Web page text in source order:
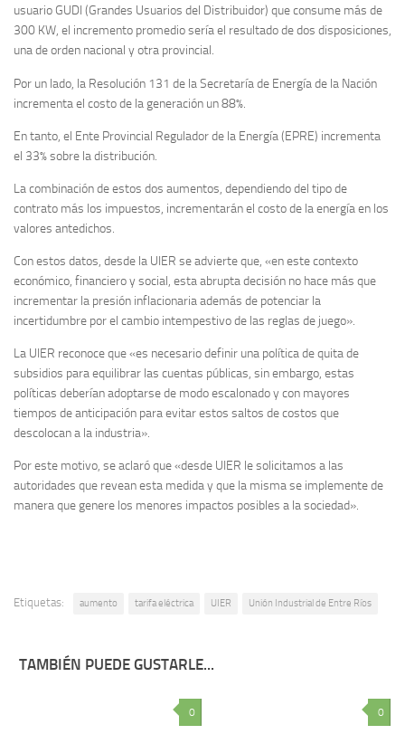
usuario GUDI (Grandes Usuarios del Distribuidor) que consume más de
300 KW, el incremento promedio sería el resultado de dos disposiciones,
una de orden nacional y otra provincial.
Por un lado, la Resolución 131 de la Secretaría de Energía de la Nación
incrementa el costo de la generación un 88%.
En tanto, el Ente Provincial Regulador de la Energía (EPRE) incrementa
el 33% sobre la distribución.
La combinación de estos dos aumentos, dependiendo del tipo de
contrato más los impuestos, incrementarán el costo de la energía en los
valores antedichos.
Con estos datos, desde la UIER se advierte que, «en este contexto
económico, financiero y social, esta abrupta decisión no hace más que
incrementar la presión inflacionaria además de potenciar la
incertidumbre por el cambio intempestivo de las reglas de juego».
La UIER reconoce que «es necesario definir una política de quita de
subsidios para equilibrar las cuentas públicas, sin embargo, estas
políticas deberían adoptarse de modo escalonado y con mayores
tiempos de anticipación para evitar estos saltos de costos que
descolocan a la industria».
Por este motivo, se aclaró que «desde UIER le solicitamos a las
autoridades que revean esta medida y que la misma se implemente de
manera que genere los menores impactos posibles a la sociedad».
Etiquetas: aumento tarifa eléctrica UIER Unión Industrial de Entre Ríos
TAMBIÉN PUEDE GUSTARLE...
0 0